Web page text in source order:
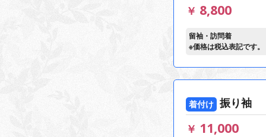
￥ 8,800
留袖・訪問着
※価格は税込表記です。
着付け 振り袖
￥ 11,000